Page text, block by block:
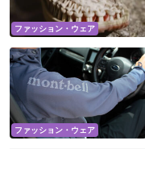
ファッション・ウェア
ファッション・ウェア